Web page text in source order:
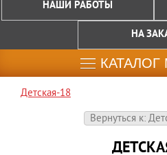
НАШИ РАБОТЫ
НА
КАТАЛОГ
Детская-18
Вернуться к: